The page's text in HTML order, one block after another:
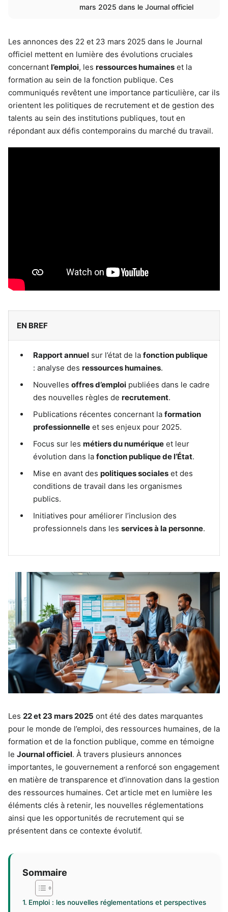
mars 2025 dans le Journal officiel
Les annonces des 22 et 23 mars 2025 dans le Journal
officiel mettent en lumière des évolutions cruciales
concernant l’emploi, les ressources humaines et la
formation au sein de la fonction publique. Ces
communiqués revêtent une importance particulière, car ils
orientent les politiques de recrutement et de gestion des
talents au sein des institutions publiques, tout en
répondant aux défis contemporains du marché du travail.
EN BREF
Rapport annuel sur l’état de la fonction publique
: analyse des ressources humaines.
Nouvelles offres d’emploi publiées dans le cadre
des nouvelles règles de recrutement.
Publications récentes concernant la formation
professionnelle et ses enjeux pour 2025.
Focus sur les métiers du numérique et leur
évolution dans la fonction publique de l’État.
Mise en avant des politiques sociales et des
conditions de travail dans les organismes
publics.
Initiatives pour améliorer l’inclusion des
professionnels dans les services à la personne.
Les 22 et 23 mars 2025 ont été des dates marquantes
pour le monde de l’emploi, des ressources humaines, de la
formation et de la fonction publique, comme en témoigne
le Journal officiel. À travers plusieurs annonces
importantes, le gouvernement a renforcé son engagement
en matière de transparence et d’innovation dans la gestion
des ressources humaines. Cet article met en lumière les
éléments clés à retenir, les nouvelles réglementations
ainsi que les opportunités de recrutement qui se
présentent dans ce contexte évolutif.
Sommaire
Emploi : les nouvelles réglementations et perspectives